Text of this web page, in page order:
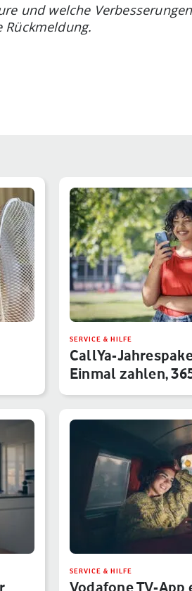
und welche
SERVICE & HILFE
CallYa-
Einmal zahlen,
SERVICE & HILFE
Vodafone TV-